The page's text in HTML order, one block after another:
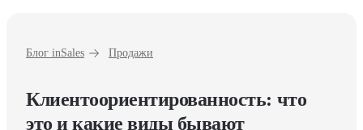
Блог inSales Продажи
Клиентоориентированность: что
это и какие виды бывают